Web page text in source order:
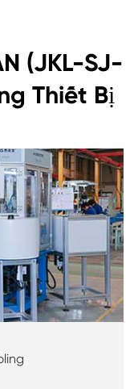
(JKL-SJ-
Thiết Bị